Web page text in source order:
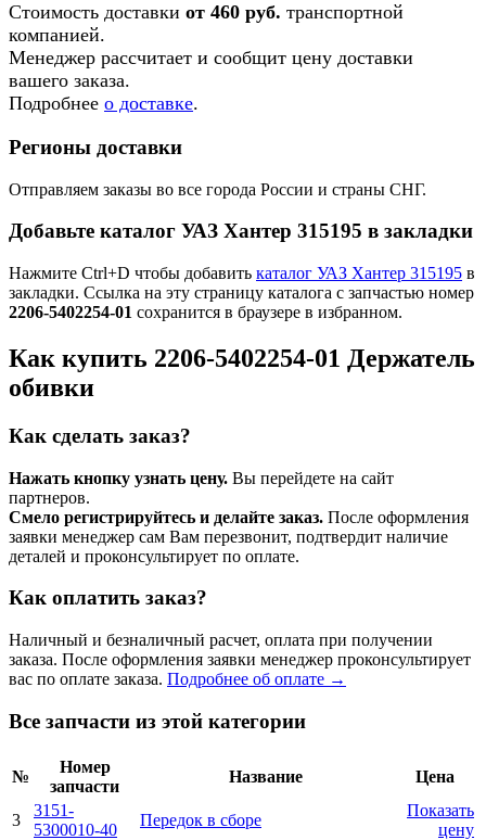
Стоимость доставки от 460 руб. транспортной
компанией.
Менеджер рассчитает и сообщит цену доставки
вашего заказа.
Подробнее о доставке.
Регионы доставки
Отправляем заказы во все города России и страны СНГ.
Добавьте каталог УАЗ Хантер 315195 в закладки
Нажмите Ctrl+D чтобы добавить каталог УАЗ Хантер 315195 в
закладки. Ссылка на эту страницу каталога с запчастью номер
2206-5402254-01 сохранится в браузере в избранном.
Как купить 2206-5402254-01 Держатель
обивки
Как сделать заказ?
Нажать кнопку узнать цену. Вы перейдете на сайт
партнеров.
Смело регистрируйтесь и делайте заказ. После оформления
заявки менеджер сам Вам перезвонит, подтвердит наличие
деталей и проконсультирует по оплате.
Как оплатить заказ?
Наличный и безналичный расчет, оплата при получении
заказа. После оформления заявки менеджер проконсультирует
вас по оплате заказа. Подробнее об оплате →
Все запчасти из этой категории
№
Номер
запчасти
Название Цена
3
3151-
5300010-40
Передок в сборе
Показать
цену